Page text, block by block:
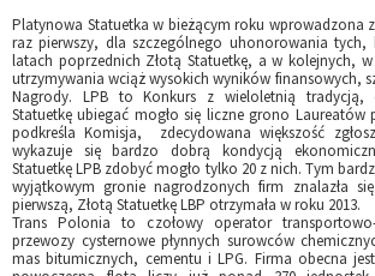
Platynowa Statuetka w bieżącym roku wprowadzona
raz pierwszy, dla szczególnego uhonorowania
latach poprzednich Złotą Statuetkę, a w kolejnych,
utrzymywania wciąż wysokich wyników finansowych,
Nagrody. LPB to Konkurs z wieloletnią
Statuetkę ubiegać mogło się liczne grono Laureatów
podkreśla Komisja, zdecydowana większość
wykazuje się bardzo dobrą kondycją
Statuetkę LPB zdobyć mogło tylko 20 z nich. Tym
wyjątkowym gronie nagrodzonych firm znalazła
pierwszą, Złotą Statuetkę LBP otrzymała w roku 2013.
Trans Polonia to czołowy operator
przewozy cysternowe płynnych surowców
mas bitumicznych, cementu i LPG. Firma obecna